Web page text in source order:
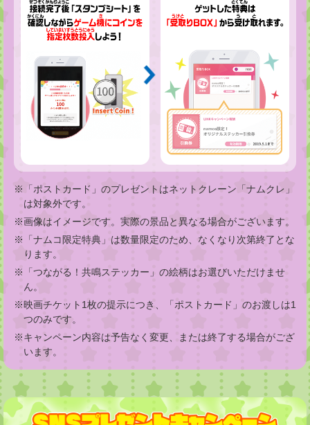
※「ポストカード」のプレゼントはネットクレーン「ナムクレ」
は対象外です。
※画像はイメージです。実際の景品と異なる場合がございます。
※「ナムコ限定特典」は数量限定のため、なくなり次第終了とな
ります。
※「つながる！共鳴ステッカー」の絵柄はお選びいただけませ
ん。
※映画チケット1枚の提示につき、「ポストカード」のお渡しは1
つのみです。
※キャンペーン内容は予告なく変更、または終了する場合がござ
います。